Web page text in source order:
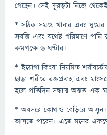
গেছেন। সেই দূরত্বটা নিজে
* সঠিক সময়ে খাবার এবং ঘুমের
সবজি এবং যথেষ্ট পরিমাণে
কমপক্ষে ৬ ঘণ্টার।
* ইয়োগা কিংবা নিয়মিত
ছাড়া শরীরে রক্তপ্রবাহ এবং
হলে প্রতিদিন সন্ধ্যায় অন্তত এক
* অবসরে কোথাও বেড়িয়ে আসুন।
আসতে পারেন। এতে মনের